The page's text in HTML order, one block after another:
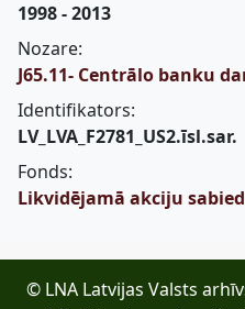
1998 - 2013
Nozare:
J65.11- Centrālo banku
Identifikators:
LV_LVA_F2781_US2.īsl.sar.
Fonds:
Likvidējamā akciju
© LNA Latvijas Valsts